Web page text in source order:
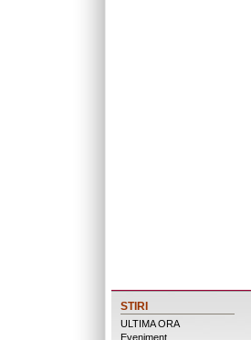
STIRI
ULTIMA ORA
Eveniment